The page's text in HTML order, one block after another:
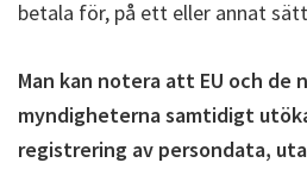
betala för, på ett eller annat
Man kan notera att EU och de
myndigheterna samtidigt
registrering av persondata,